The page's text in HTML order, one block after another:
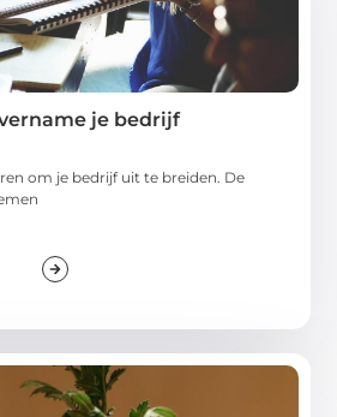
je bedrijf
om je bedrijf uit te breiden. De